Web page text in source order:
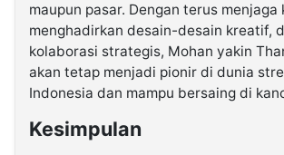
maupun pasar. Dengan terus menjaga
menghadirkan desain-desain kreatif,
kolaborasi strategis, Mohan yakin
akan tetap menjadi pionir di dunia
Indonesia dan mampu bersaing di
Kesimpulan